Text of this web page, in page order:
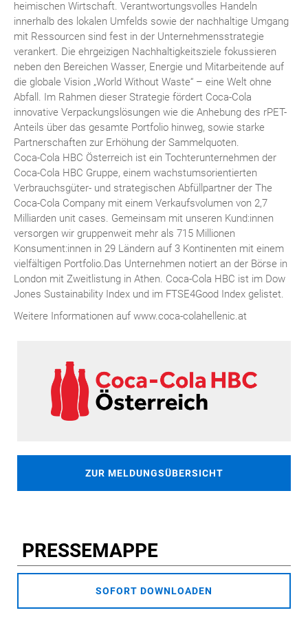
heimischen Wirtschaft. Verantwortungsvolles Handeln
innerhalb des lokalen Umfelds sowie der nachhaltige Umgang
mit Ressourcen sind fest in der Unternehmensstrategie
verankert. Die ehrgeizigen Nachhaltigkeitsziele fokussieren
neben den Bereichen Wasser, Energie und Mitarbeitende auf
die globale Vision „World Without Waste“ – eine Welt ohne
Abfall. Im Rahmen dieser Strategie fördert Coca-Cola
innovative Verpackungslösungen wie die Anhebung des rPET-
Anteils über das gesamte Portfolio hinweg, sowie starke
Partnerschaften zur Erhöhung der Sammelquoten.
Coca-Cola HBC Österreich ist ein Tochterunternehmen der
Coca-Cola HBC Gruppe, einem wachstumsorientierten
Verbrauchsgüter- und strategischen Abfüllpartner der The
Coca-Cola Company mit einem Verkaufsvolumen von 2,7
Milliarden unit cases. Gemeinsam mit unseren Kund:innen
versorgen wir gruppenweit mehr als 715 Millionen
Konsument:innen in 29 Ländern auf 3 Kontinenten mit einem
vielfältigen Portfolio.Das Unternehmen notiert an der Börse in
London mit Zweitlistung in Athen. Coca-Cola HBC ist im Dow
Jones Sustainability Index und im FTSE4Good Index gelistet.
Weitere Informationen auf www.coca-colahellenic.at
ZUR MELDUNGSÜBERSICHT
PRESSEMAPPE
SOFORT DOWNLOADEN